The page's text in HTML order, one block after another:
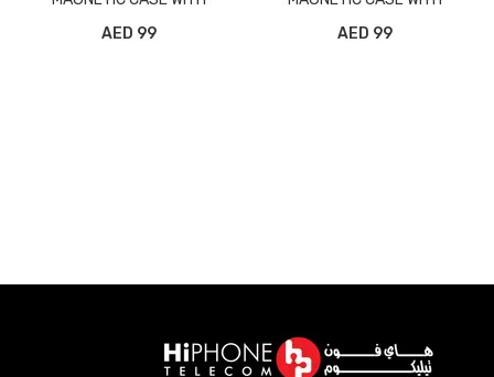
IPHONE 16 PRO, CLEAR
99 AED
IPHONE 16 PRO MAX CLEAR
99 AED